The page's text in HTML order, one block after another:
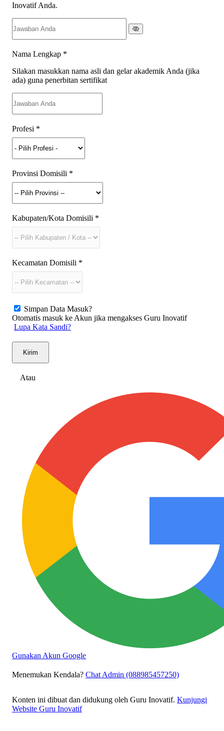
Inovatif Anda.
Nama Lengkap *
Silakan masukkan nama asli dan gelar akademik Anda (jika
ada) guna penerbitan sertifikat
Profesi *
Provinsi Domisili *
Kabupaten/Kota Domisili *
Kecamatan Domisili *
Simpan Data Masuk?
Otomatis masuk ke Akun jika mengakses Guru Inovatif
Lupa Kata Sandi?
Kirim
Atau
Gunakan Akun Google
Menemukan Kendala? Chat Admin (088985457250)
Konten ini dibuat dan didukung oleh Guru Inovatif. Kunjungi
Website Guru Inovatif